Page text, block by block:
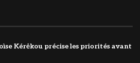
Kérėkou précise les priorités avant